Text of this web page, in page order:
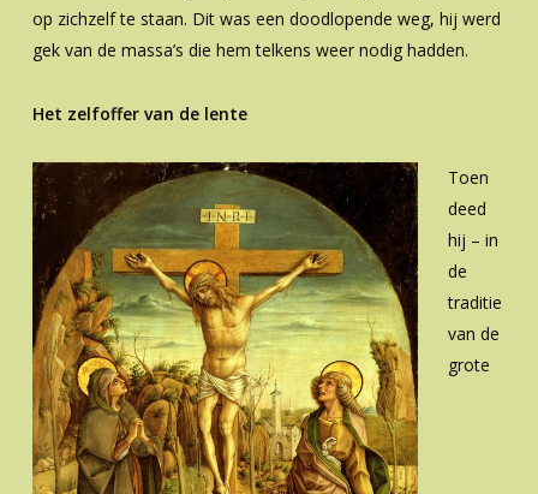
op zichzelf te staan. Dit was een doodlopende weg, hij werd
gek van de massa’s die hem telkens weer nodig hadden.
Het zelfoffer van de lente
Toen
deed
hij – in
de
traditie
van de
grote